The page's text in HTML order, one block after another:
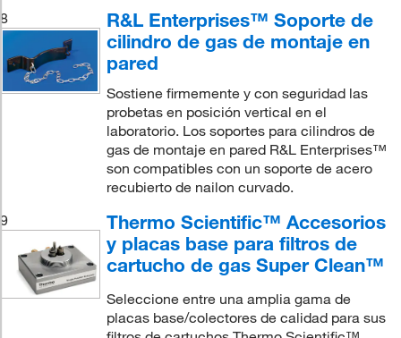
8
R&L Enterprises™ Soporte de
cilindro de gas de montaje en
pared
Sostiene firmemente y con seguridad las
probetas en posición vertical en el
laboratorio. Los soportes para cilindros de
gas de montaje en pared R&L Enterprises™
son compatibles con un soporte de acero
recubierto de nailon curvado.
9
Thermo Scientific™ Accesorios
y placas base para filtros de
cartucho de gas Super Clean™
Seleccione entre una amplia gama de
placas base/colectores de calidad para sus